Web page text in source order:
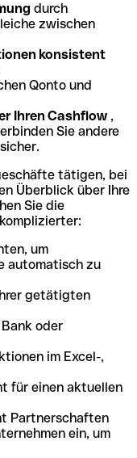
durch
zwischen
konsistent
Qonto und
Ihren Cashflow ,
Sie andere
tätigen, bei
Überblick über Ihre
Sie die
um
automatisch zu
getätigten
oder
im Excel-,
für einen aktuellen
Partnerschaften
ein, um